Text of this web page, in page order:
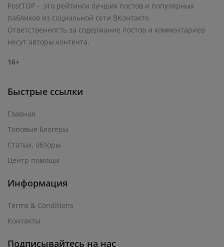
PostTOP - это рейтинги лучших постов и популярных
пабликов из социальной сети ВКонтакте.
Ответственность за содержание постов и комментариев
несут авторы контента.
16+
Быстрые ссылки
Главная
Топовые блогеры
Статьи, обзоры
Центр помощи
Информация
Terms & Conditions
Контакты
Подписывайтесь на нас